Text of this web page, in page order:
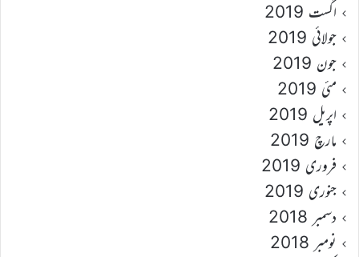
اگست 2019
جولائی 2019
جون 2019
مئی 2019
اپریل 2019
مارچ 2019
فروری 2019
جنوری 2019
دسمبر 2018
نومبر 2018